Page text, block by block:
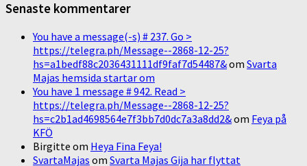
Senaste kommentarer
You have a message(-s) # 237. Go >
https://telegra.ph/Message--2868-12-25?
hs=a1bedf88c2036431111df9faf7d54487&om Svarta
Majas hemsida startar om
You have 1 message # 942. Read >
https://telegra.ph/Message--2868-12-25?
hs=c2b1ad4698564e7f3bb7d0dc7a3a8dd2&om Feya på
KFÖ
Birgitte om Heya Fina Feya!
SvartaMajas om Svarta Majas Gija har flyttat